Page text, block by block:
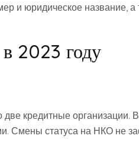
и юридическое название, а
2023 году
кредитные организации.
Смены статуса на НКО не